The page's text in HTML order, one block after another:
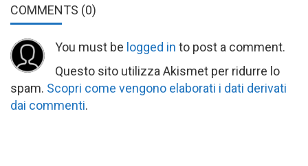
COMMENTS (0)
You must be logged in to post a comment.
Questo sito utilizza Akismet per ridurre lo
spam. Scopri come vengono elaborati i dati derivati
dai commenti.